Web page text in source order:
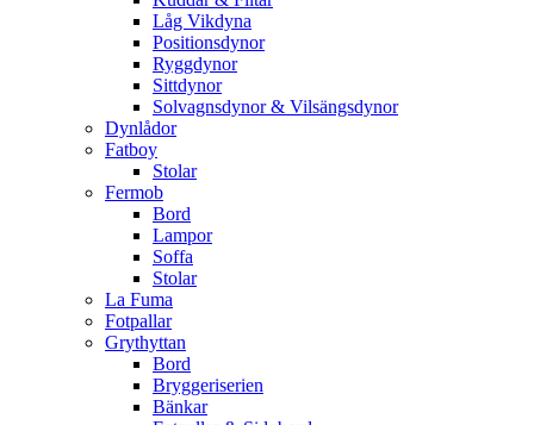
Låg Vikdyna
Positionsdynor
Ryggdynor
Sittdynor
Solvagnsdynor & Vilsängsdynor
Dynlådor
Fatboy
Stolar
Fermob
Bord
Lampor
Soffa
Stolar
La Fuma
Fotpallar
Grythyttan
Bord
Bryggeriserien
Bänkar